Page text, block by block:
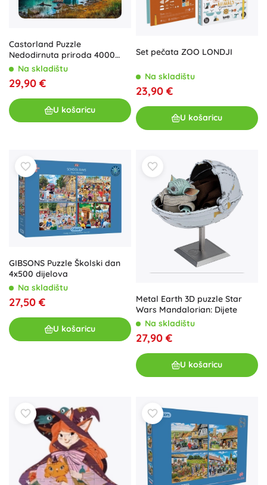
Castorland Puzzle
Nedodirnuta priroda 4000
komada
Na skladištu
29,90 €
U košaricu
Set pečata ZOO LONDJI
Na skladištu
23,90 €
U košaricu
GIBSONS Puzzle Školski dan
4x500 dijelova
Na skladištu
27,50 €
U košaricu
Metal Earth 3D puzzle Star
Wars Mandalorian: Dijete
Na skladištu
27,90 €
U košaricu